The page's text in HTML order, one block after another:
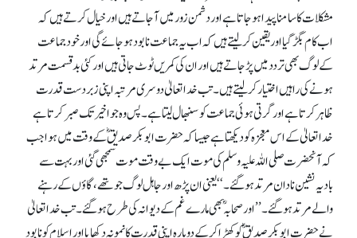
مشکلات کا سامنا پیدا ہو جاتا ہے اور دشمن زور میں آجاتے ہیں اور خیال کرتے ہیں کہ
اب کام بگڑ گیا اور یقین کر لیتے ہیں کہ اب یہ جماعت نابود ہو جائے گی اور خود جماعت
کے لوگ بھی تردد میں پڑ جاتے ہیں اور ان کی کمریں ٹوٹ جاتی ہیں اور کئی بدقسمت مرتد
ہونے کی راہیں اختیار کر لیتے ہیں۔ تب خدا تعالیٰ دوسری مرتبہ اپنی زبردست قدرت
ظاہر کرتا ہے اور گرتی ہوئی جماعت کو سنبھال لیتا ہے۔ پس وہ جو اخیر تک صبر کرتا ہے
خدا تعالیٰ کے اس معجزہ کو دیکھتا ہے جیسا کہ حضرت ابوبکر صدیقؓ کے وقت میں ہوا جب
کہ آنحضرت صلی اللہ علیہ وسلم کی موت ایک بے وقت موت سمجھی گئی اور بہت سے
بادیہ نشین نادان مرتد ہوگئے۔‘‘ یعنی ان پڑھ اور جاہل لوگ جو تھے، گاؤں کے رہنے
والے مرتد ہو گئے۔ ’’اور صحابہؓ بھی مارے غم کے دیوانہ کی طرح ہو گئے۔ تب خدا تعالیٰ
نے حضرت ابوبکر صدیقؓ کو کھڑا کر کے دوبارہ اپنی قدرت کا نمونہ دکھایا اور اسلام کو نابود